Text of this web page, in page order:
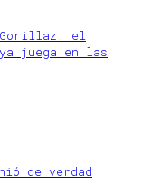
Gorillaz: el
juega en las
de verdad